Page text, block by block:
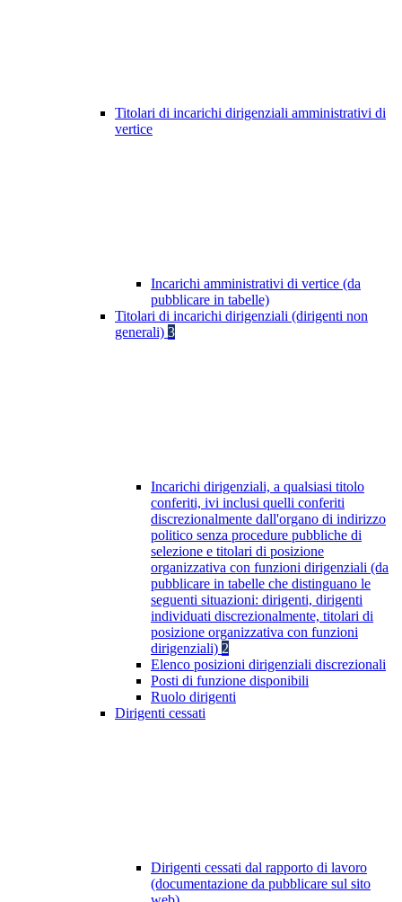
Titolari di incarichi dirigenziali amministrativi di
vertice
Incarichi amministrativi di vertice (da
pubblicare in tabelle)
Titolari di incarichi dirigenziali (dirigenti non
generali) 3
Incarichi dirigenziali, a qualsiasi titolo
conferiti, ivi inclusi quelli conferiti
discrezionalmente dall'organo di indirizzo
politico senza procedure pubbliche di
selezione e titolari di posizione
organizzativa con funzioni dirigenziali (da
pubblicare in tabelle che distinguano le
seguenti situazioni: dirigenti, dirigenti
individuati discrezionalmente, titolari di
posizione organizzativa con funzioni
dirigenziali) 2
Elenco posizioni dirigenziali discrezionali
Posti di funzione disponibili
Ruolo dirigenti
Dirigenti cessati
Dirigenti cessati dal rapporto di lavoro
(documentazione da pubblicare sul sito